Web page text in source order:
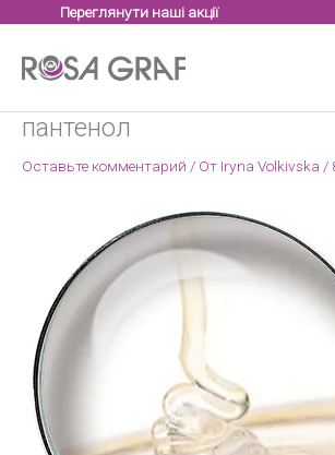
содержимому
Переглянути наші акції
пантенол
Оставьте комментарий / От Iryna Volkivska /